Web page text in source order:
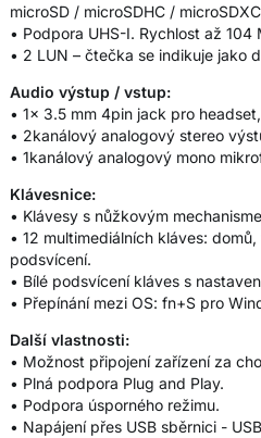
microSD / microSDHC /
• Podpora UHS-I. Rychlost až
• 2 LUN – čtečka se indikuje jako
Audio výstup / vstup:
• 1× 3.5 mm 4pin jack pro
• 2kanálový analogový stereo
• 1kanálový analogový mono
Klávesnice:
• Klávesy s nůžkovým
• 12 multimediálních kláves:
podsvícení.
• Bílé podsvícení kláves s
• Přepínání mezi OS: fn+S pro
Další vlastnosti:
• Možnost připojení zařízení za
• Plná podpora Plug and Play.
• Podpora úsporného režimu.
• Napájení přes USB sběrnici -